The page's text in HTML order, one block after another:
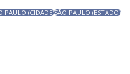
PAULO (CIDADE)SÃO PAULO (ESTADO)